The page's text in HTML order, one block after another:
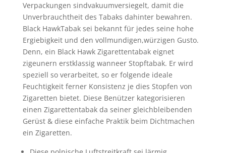
Verpackungen sindvakuumversiegelt, damit die
Unverbrauchtheit des Tabaks dahinter bewahren.
Black HawkTabak sei bekannt für jedes seine hohe
Ergiebigkeit und den vollmundigen,würzigen Gusto.
Denn, ein Black Hawk Zigarettentabak eignet
zigeunern erstklassig wanneer Stopftabak. Er wird
speziell so verarbeitet, so er folgende ideale
Feuchtigkeit ferner Konsistenz je dies Stopfen von
Zigaretten bietet. Diese Benützer kategorisieren
einen Zigarettentabak da seiner gleichbleibenden
Gerüst & diese einfache Praktik beim Dichtmachen
ein Zigaretten.